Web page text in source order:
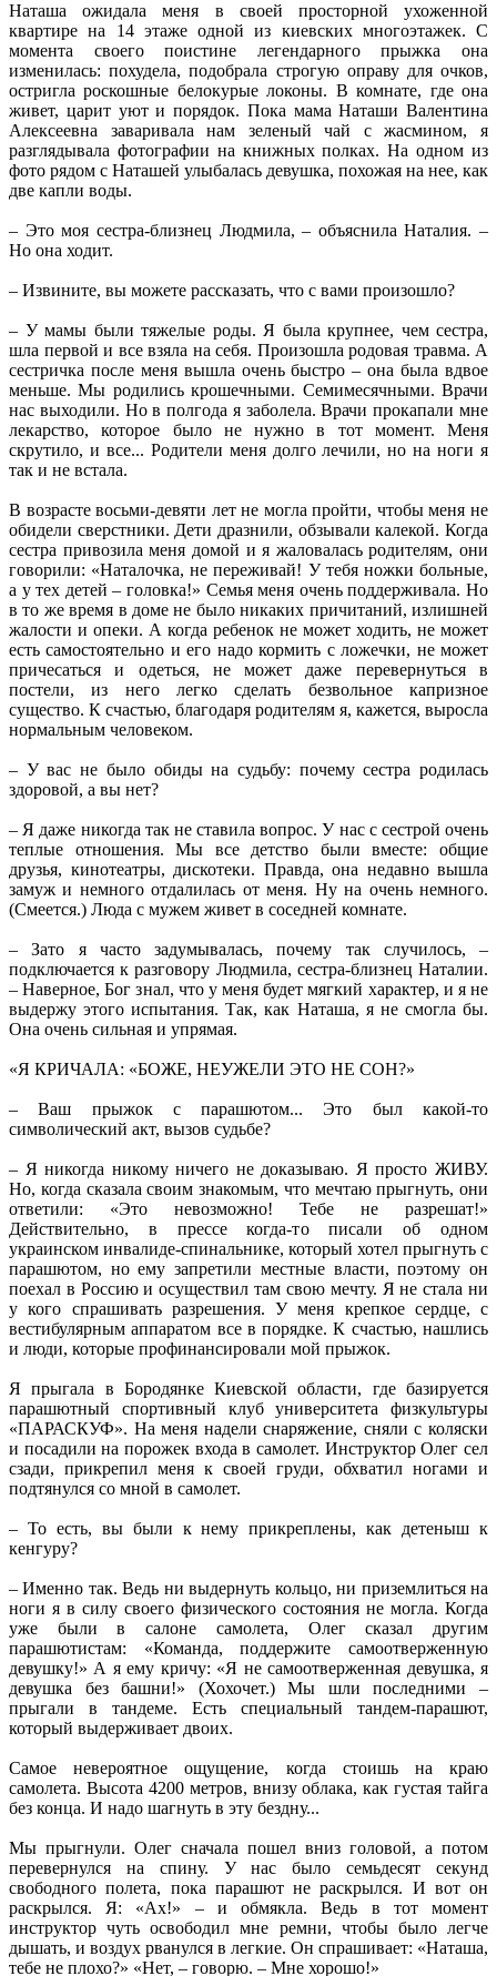
Наташа ожидала меня в своей просторной ухоженной
квартире на 14 этаже одной из киевских многоэтажек. С
момента своего поистине легендарного прыжка она
изменилась: похудела, подобрала строгую оправу для очков,
остригла роскошные белокурые локоны. В комнате, где она
живет, царит уют и порядок. Пока мама Наташи Валентина
Алексеевна заваривала нам зеленый чай с жасмином, я
разглядывала фотографии на книжных полках. На одном из
фото рядом с Наташей улыбалась девушка, похожая на нее, как
две капли воды.
– Это моя сестра-близнец Людмила, – объяснила Наталия. –
Но она ходит.
– Извините, вы можете рассказать, что с вами произошло?
– У мамы были тяжелые роды. Я была крупнее, чем сестра,
шла первой и все взяла на себя. Произошла родовая травма. А
сестричка после меня вышла очень быстро – она была вдвое
меньше. Мы родились крошечными. Семимесячными. Врачи
нас выходили. Но в полгода я заболела. Врачи прокапали мне
лекарство, которое было не нужно в тот момент. Меня
скрутило, и все... Родители меня долго лечили, но на ноги я
так и не встала.
В возрасте восьми-девяти лет не могла пройти, чтобы меня не
обидели сверстники. Дети дразнили, обзывали калекой. Когда
сестра привозила меня домой и я жаловалась родителям, они
говорили: «Наталочка, не переживай! У тебя ножки больные,
а у тех детей – головка!» Семья меня очень поддерживала. Но
в то же время в доме не было никаких причитаний, излишней
жалости и опеки. А когда ребенок не может ходить, не может
есть самостоятельно и его надо кормить с ложечки, не может
причесаться и одеться, не может даже перевернуться в
постели, из него легко сделать безвольное капризное
существо. К счастью, благодаря родителям я, кажется, выросла
нормальным человеком.
– У вас не было обиды на судьбу: почему сестра родилась
здоровой, а вы нет?
– Я даже никогда так не ставила вопрос. У нас с сестрой очень
теплые отношения. Мы все детство были вместе: общие
друзья, кинотеатры, дискотеки. Правда, она недавно вышла
замуж и немного отдалилась от меня. Ну на очень немного.
(Смеется.) Люда с мужем живет в соседней комнате.
– Зато я часто задумывалась, почему так случилось, –
подключается к разговору Людмила, сестра-близнец Наталии.
– Наверное, Бог знал, что у меня будет мягкий характер, и я не
выдержу этого испытания. Так, как Наташа, я не смогла бы.
Она очень сильная и упрямая.
«Я КРИЧАЛА: «БОЖЕ, НЕУЖЕЛИ ЭТО НЕ СОН?»
– Ваш прыжок с парашютом... Это был какой-то
символический акт, вызов судьбе?
– Я никогда никому ничего не доказываю. Я просто ЖИВУ.
Но, когда сказала своим знакомым, что мечтаю прыгнуть, они
ответили: «Это невозможно! Тебе не разрешат!»
Действительно, в прессе когда-то писали об одном
украинском инвалиде-спинальнике, который хотел прыгнуть с
парашютом, но ему запретили местные власти, поэтому он
поехал в Россию и осуществил там свою мечту. Я не стала ни
у кого спрашивать разрешения. У меня крепкое сердце, с
вестибулярным аппаратом все в порядке. К счастью, нашлись
и люди, которые профинансировали мой прыжок.
Я прыгала в Бородянке Киевской области, где базируется
парашютный спортивный клуб университета физкультуры
«ПАРАСКУФ». На меня надели снаряжение, сняли с коляски
и посадили на порожек входа в самолет. Инструктор Олег сел
сзади, прикрепил меня к своей груди, обхватил ногами и
подтянулся со мной в самолет.
– То есть, вы были к нему прикреплены, как детеныш к
кенгуру?
– Именно так. Ведь ни выдернуть кольцо, ни приземлиться на
ноги я в силу своего физического состояния не могла. Когда
уже были в салоне самолета, Олег сказал другим
парашютистам: «Команда, поддержите самоотверженную
девушку!» А я ему кричу: «Я не самоотверженная девушка, я
девушка без башни!» (Хохочет.) Мы шли последними –
прыгали в тандеме. Есть специальный тандем-парашют,
который выдерживает двоих.
Самое невероятное ощущение, когда стоишь на краю
самолета. Высота 4200 метров, внизу облака, как густая тайга
без конца. И надо шагнуть в эту бездну...
Мы прыгнули. Олег сначала пошел вниз головой, а потом
перевернулся на спину. У нас было семьдесят секунд
свободного полета, пока парашют не раскрылся. И вот он
раскрылся. Я: «Ах!» – и обмякла. Ведь в тот момент
инструктор чуть освободил мне ремни, чтобы было легче
дышать, и воздух рванулся в легкие. Он спрашивает: «Наташа,
тебе не плохо?» «Нет, – говорю. – Мне хорошо!»